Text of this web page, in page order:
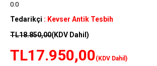
0.0
Tedarikçi : Kevser Antik Tesbih
TL18.850,00(KDV Dahil)
TL17.950,00(KDV Dahil)